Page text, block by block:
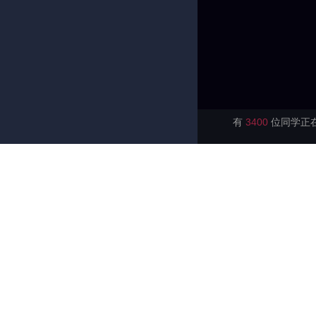
有 3400 位同学正